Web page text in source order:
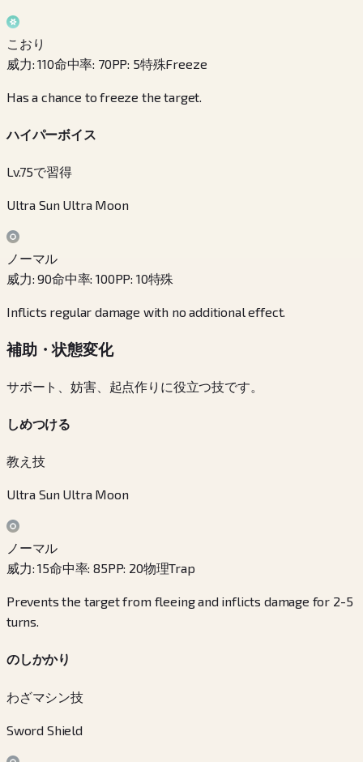
こおり
威力:110命中率: 70PP: 5特殊Freeze
Has a chance to freeze the target.
ハイパーボイス
Lv.75で習得
Ultra Sun Ultra Moon
ノーマル
威力:90命中率:100PP: 10特殊
Inflicts regular damage with no additional effect.
補助・状態変化
サポート、妨害、起点作りに役立つ技です。
しめつける
教え技
Ultra Sun Ultra Moon
ノーマル
威力:15命中率:85PP: 20物理Trap
Prevents the target from fleeing and inflicts damage for 2-5
turns.
のしかかり
わざマシン技
Sword Shield